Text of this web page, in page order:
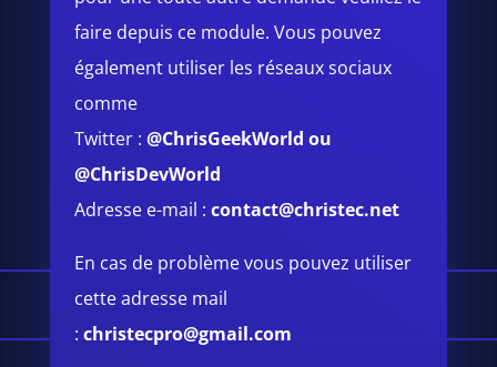
faire depuis ce module.Vous pouvez
également utiliser les réseaux sociaux
comme
Twitter :@ChrisGeekWorld ou
@ChrisDevWorld
Adresse e-mail :contact@christec.net
En cas de problème vous pouvez utiliser
cette adresse mail
:christecpro@gmail.com